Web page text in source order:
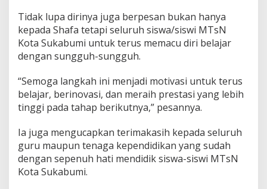
t
a
s
i
B
s
B
e
j
a
l
Tidak lupa dirinya juga berpesan bukan hanya
kepada Shafa tetapi seluruh siswa/siswi MTsN
Kota Sukabumi untuk terus memacu diri belajar
dengan sungguh-sungguh.
“Semoga langkah ini menjadi motivasi untuk terus
belajar, berinovasi, dan meraih prestasi yang lebih
tinggi pada tahap berikutnya,” pesannya.
Ia juga mengucapkan terimakasih kepada seluruh
guru maupun tenaga kependidikan yang sudah
dengan sepenuh hati mendidik siswa-siswi MTsN
Kota Sukabumi.